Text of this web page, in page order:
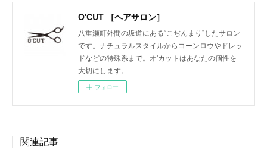
O'CUT ［ヘアサロン］
八重瀬町外間の坂道にある“こぢんまり”したサロン
です。ナチュラルスタイルからコーンロウやドレッ
ドなどの特殊系まで。オ'カットはあなたの個性を
大切にします。
フォロー
関連記事